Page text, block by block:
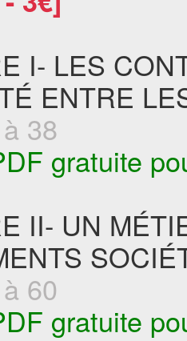
I- LES
ENTRE
38
gratuite
II- UN
60
gratuite